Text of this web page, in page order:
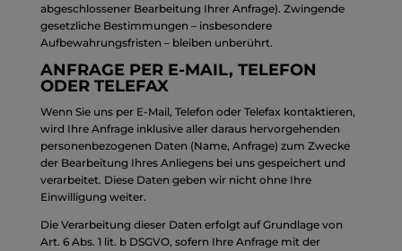
abgeschlossener Bearbeitung Ihrer Anfrage). Zwingende
gesetzliche Bestimmungen – insbesondere
Aufbewahrungsfristen – bleiben unberührt.
ANFRAGE PER E-MAIL, TELEFON
ODER TELEFAX
Wenn Sie uns per E-Mail, Telefon oder Telefax kontaktieren,
wird Ihre Anfrage inklusive aller daraus hervorgehenden
personenbezogenen Daten (Name, Anfrage) zum Zwecke
der Bearbeitung Ihres Anliegens bei uns gespeichert und
verarbeitet. Diese Daten geben wir nicht ohne Ihre
Einwilligung weiter.
Die Verarbeitung dieser Daten erfolgt auf Grundlage von
Art. 6 Abs. 1 lit. b DSGVO, sofern Ihre Anfrage mit der